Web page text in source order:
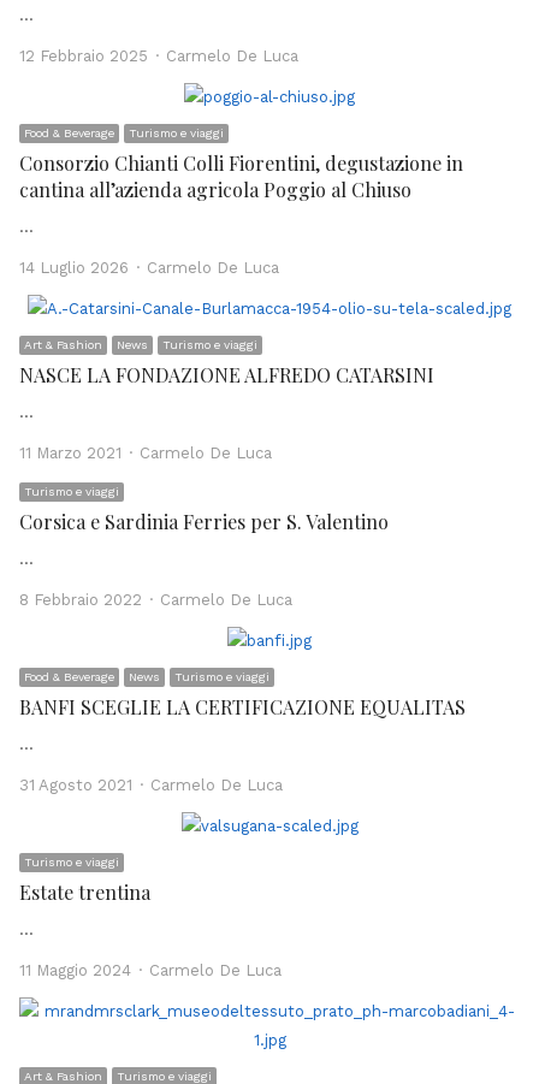
…
12 Febbraio 2025 Author
Carmelo De Luca
Food & Beverage Turismo e viaggi
Consorzio Chianti Colli Fiorentini, degustazione in
cantina all’azienda agricola Poggio al Chiuso
…
14 Luglio 2026 Author
Carmelo De Luca
Art & Fashion News Turismo e viaggi
NASCE LA FONDAZIONE ALFREDO CATARSINI
…
11 Marzo 2021 Author
Carmelo De Luca
Turismo e viaggi
Corsica e Sardinia Ferries per S. Valentino
…
8 Febbraio 2022 Author
Carmelo De Luca
Food & Beverage News Turismo e viaggi
BANFI SCEGLIE LA CERTIFICAZIONE EQUALITAS
…
31 Agosto 2021 Author
Carmelo De Luca
Turismo e viaggi
Estate trentina
…
11 Maggio 2024 Author
Carmelo De Luca
Art & Fashion Turismo e viaggi